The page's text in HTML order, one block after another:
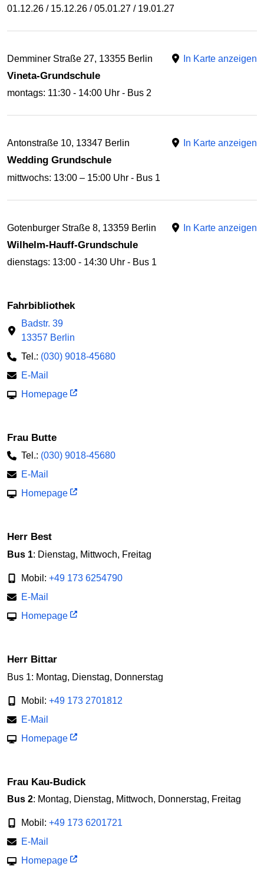
01.12.26 / 15.12.26 / 05.01.27 / 19.01.27
Demminer Straße 27, 13355 Berlin In Karte anzeigen
Vineta-Grundschule
montags: 11:30 - 14:00 Uhr - Bus 2
Antonstraße 10, 13347 Berlin In Karte anzeigen
Wedding Grundschule
mittwochs: 13:00 – 15:00 Uhr - Bus 1
Gotenburger Straße 8, 13359 Berlin In Karte anzeigen
Wilhelm-Hauff-Grundschule
dienstags: 13:00 - 14:30 Uhr - Bus 1
Fahrbibliothek
Badstr. 39
13357 Berlin
Tel.: (030) 9018-45680
E-Mail
Homepage
Frau Butte
Tel.: (030) 9018-45680
E-Mail
Homepage
Herr Best
Bus 1: Dienstag, Mittwoch, Freitag
Mobil: +49 173 6254790
E-Mail
Homepage
Herr Bittar
Bus 1: Montag, Dienstag, Donnerstag
Mobil: +49 173 2701812
E-Mail
Homepage
Frau Kau-Budick
Bus 2: Montag, Dienstag, Mittwoch, Donnerstag, Freitag
Mobil: +49 173 6201721
E-Mail
Homepage